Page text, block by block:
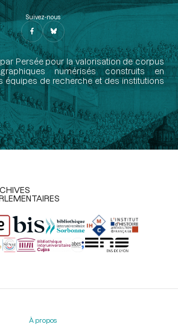
Suivez-nous
Persée pour la valorisation de corpus
numérisés construits en
équipes de recherche et des institutions
À propos